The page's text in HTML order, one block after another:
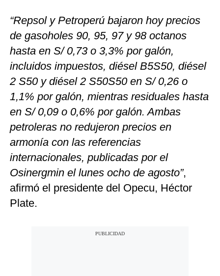
“Repsol y Petroperú bajaron hoy precios
de gasoholes 90, 95, 97 y 98 octanos
hasta en S/ 0,73 o 3,3% por galón,
incluidos impuestos, diésel B5S50, diésel
2 S50 y diésel 2 S50S50 en S/ 0,26 o
1,1% por galón, mientras residuales hasta
en S/ 0,09 o 0,6% por galón. Ambas
petroleras no redujeron precios en
armonía con las referencias
internacionales, publicadas por el
Osinergmin el lunes ocho de agosto”,
afirmó el presidente del Opecu, Héctor
Plate.